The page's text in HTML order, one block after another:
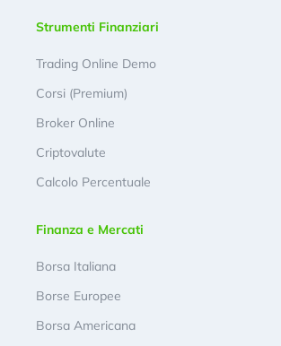
Strumenti Finanziari
Trading Online Demo
Corsi (Premium)
Broker Online
Criptovalute
Calcolo Percentuale
Finanza e Mercati
Borsa Italiana
Borse Europee
Borsa Americana